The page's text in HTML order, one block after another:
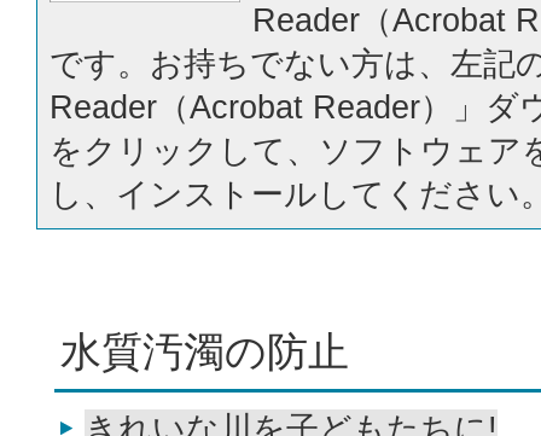
Reader（Acrobat
です。お持ちでない方は、左記
Reader（Acrobat Reader）」ダ
をクリックして、ソフトウェア
し、インストールしてください
水質汚濁の防止